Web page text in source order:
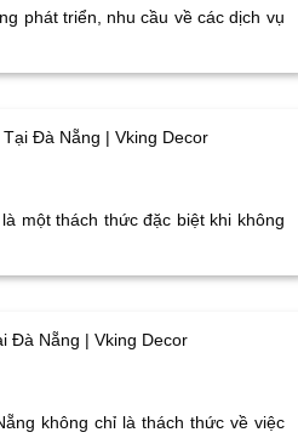
phát triển, nhu cầu về các dịch vụ
Đà Nẵng | Vking Decor
một thách thức đặc biệt khi không
Đà Nẵng | Vking Decor
không chỉ là thách thức về việc